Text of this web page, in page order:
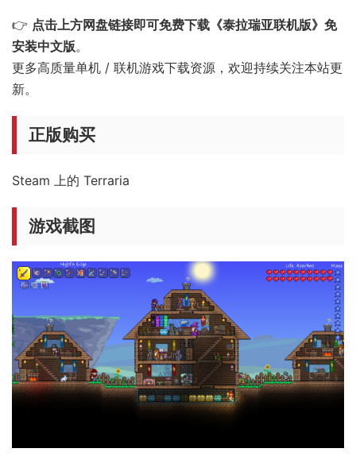
👉 点击上方网盘链接即可免费下载《泰拉瑞亚联机版》免
安装中文版。
更多高质量单机 / 联机游戏下载资源，欢迎持续关注本站更
新。
正版购买
Steam 上的 Terraria
游戏截图